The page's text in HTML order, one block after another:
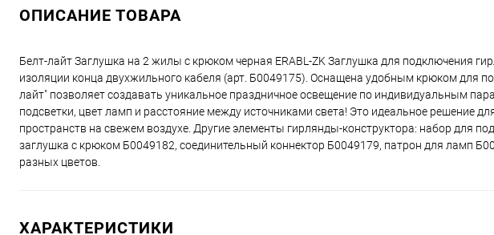
ОПИСАНИЕ ТОВАРА
Белт-лайт Заглушка на 2 жилы с крюком черная ERABL-ZK Заглушка для подключения
изоляции конца двухжильного кабеля (арт. Б0049175). Оснащена удобным крюком для
лайт" позволяет создавать уникальное праздничное освещение по индивидуальным
подсветки, цвет ламп и расстояние между источниками света! Это идеальное решение
пространств на свежем воздухе. Другие элементы гирлянды-конструктора: набор для
заглушка с крюком Б0049182, соединительный коннектор Б0049179, патрон для ламп
разных цветов.
ХАРАКТЕРИСТИКИ